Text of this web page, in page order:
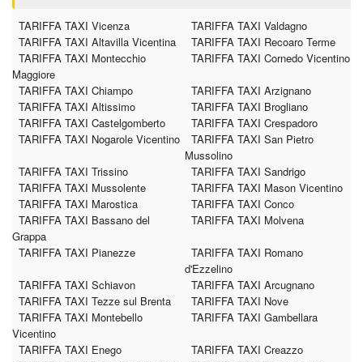
TARIFFA TAXI Vicenza
TARIFFA TAXI Valdagno
TARIFFA TAXI Altavilla Vicentina
TARIFFA TAXI Recoaro Terme
TARIFFA TAXI Montecchio
Maggiore
TARIFFA TAXI Cornedo Vicentino
TARIFFA TAXI Chiampo
TARIFFA TAXI Arzignano
TARIFFA TAXI Altissimo
TARIFFA TAXI Brogliano
TARIFFA TAXI Castelgomberto
TARIFFA TAXI Crespadoro
TARIFFA TAXI Nogarole Vicentino
TARIFFA TAXI San Pietro
Mussolino
TARIFFA TAXI Trissino
TARIFFA TAXI Sandrigo
TARIFFA TAXI Mussolente
TARIFFA TAXI Mason Vicentino
TARIFFA TAXI Marostica
TARIFFA TAXI Conco
TARIFFA TAXI Bassano del
Grappa
TARIFFA TAXI Molvena
TARIFFA TAXI Pianezze
TARIFFA TAXI Romano
d'Ezzelino
TARIFFA TAXI Schiavon
TARIFFA TAXI Arcugnano
TARIFFA TAXI Tezze sul Brenta
TARIFFA TAXI Nove
TARIFFA TAXI Montebello
Vicentino
TARIFFA TAXI Gambellara
TARIFFA TAXI Enego
TARIFFA TAXI Creazzo